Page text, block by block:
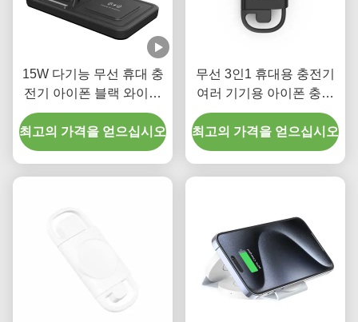
15W 다기능 무선 휴대 충
전기 아이폰 블랙 와이트
ABS 메타리얼
최고의 가격을 얻으십시오
무선 3인1 휴대용 충전기
여러 기기용 아이폰 충전
소
최고의 가격을 얻으십시오